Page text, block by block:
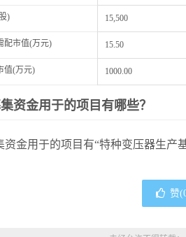
) 15,500
配市值(万元) 15.50
值(万元) 1000.00
资金用于的项目有哪些？
资金用于的项目有“特种变压器生产
赞(